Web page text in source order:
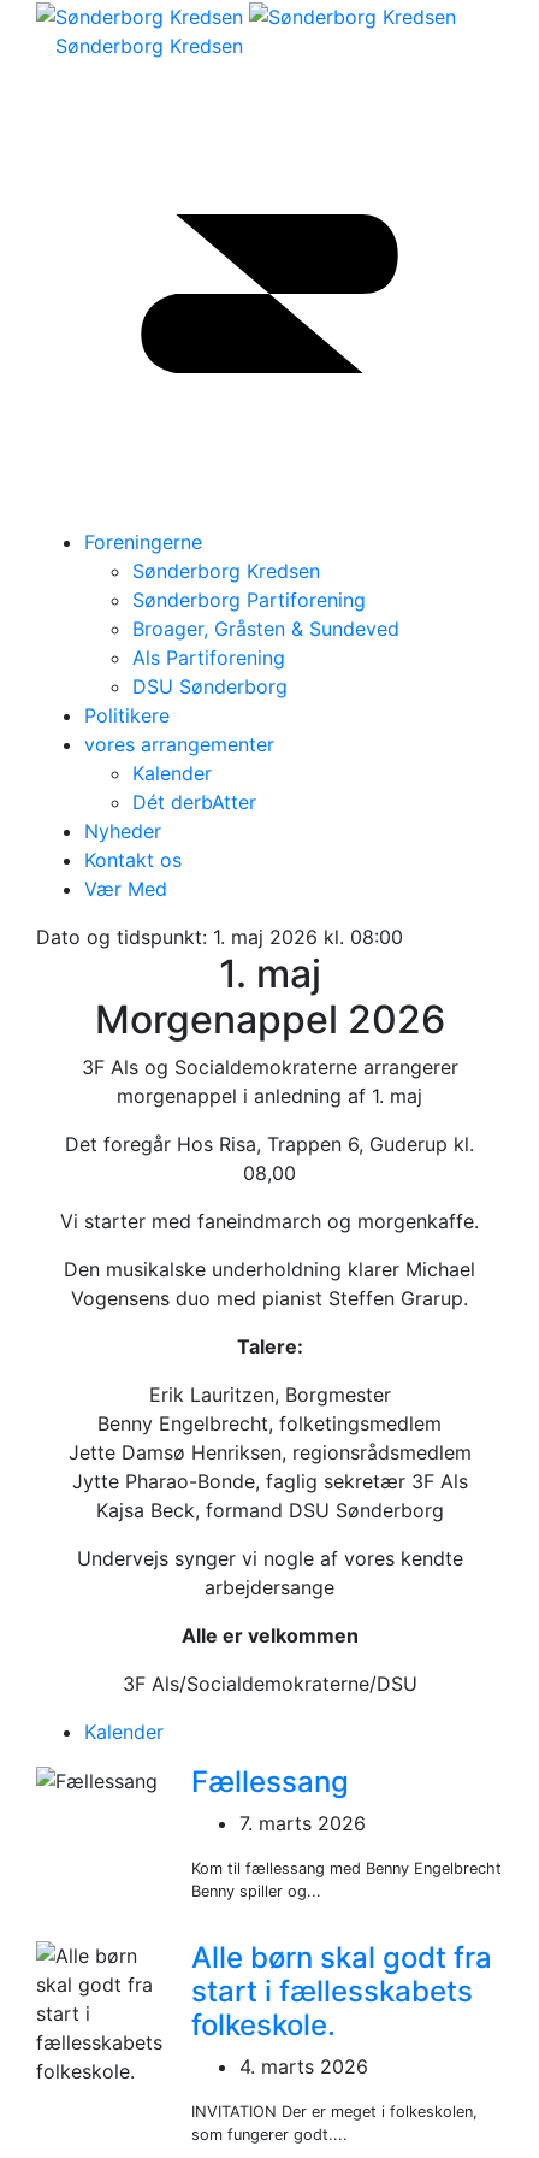
Sønderborg Kredsen
Foreningerne
Sønderborg Kredsen
Sønderborg Partiforening
Broager, Gråsten & Sundeved
Als Partiforening
DSU Sønderborg
Politikere
vores arrangementer
Kalender
Dét derbAtter
Nyheder
Kontakt os
Vær Med
Dato og tidspunkt: 1. maj 2026 kl. 08:00
1. maj
Morgenappel 2026
3F Als og Socialdemokraterne arrangerer
morgenappel i anledning af 1. maj
Det foregår Hos Risa, Trappen 6, Guderup kl.
08,00
Vi starter med faneindmarch og morgenkaffe.
Den musikalske underholdning klarer Michael
Vogensens duo med pianist Steffen Grarup.
Talere:
Erik Lauritzen, Borgmester
Benny Engelbrecht, folketingsmedlem
Jette Damsø Henriksen, regionsrådsmedlem
Jytte Pharao-Bonde, faglig sekretær 3F Als
Kajsa Beck, formand DSU Sønderborg
Undervejs synger vi nogle af vores kendte
arbejdersange
Alle er velkommen
3F Als/Socialdemokraterne/DSU
Kalender
Fællessang
7. marts 2026
Kom til fællessang med Benny Engelbrecht
Benny spiller og...
Alle børn skal godt fra
start i fællesskabets
folkeskole.
4. marts 2026
INVITATION Der er meget i folkeskolen,
som fungerer godt....